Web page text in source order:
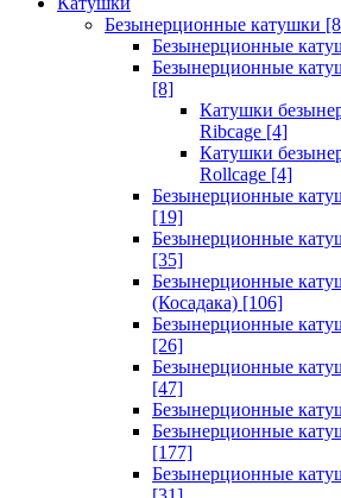
Безынерционные катушки
Безынерционные
Безынерционные
[8]
Катушки
Ribcage [4]
Катушки
Rollcage [4]
Безынерционные
[19]
Безынерционные
[35]
Безынерционные
(Косадака) [106]
Безынерционные
[26]
Безынерционные
[47]
Безынерционные
Безынерционные
[177]
Безынерционные